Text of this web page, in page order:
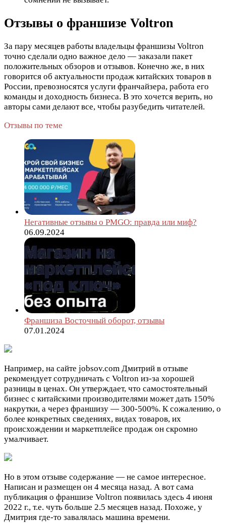
Отзывы о франшизе Voltron
За пару месяцев работы владельцы франшизы Voltron
точно сделали одно важное дело — заказали пакет
положительных обзоров и отзывов. Конечно же, в них
говорится об актуальности продаж китайских товаров в
России, превозносятся услуги франчайзера, работа его
команды и доходность бизнеса. В это хочется верить, но
авторы сами делают все, чтобы разубедить читателей.
Отзывы по теме
Негативные отзывы о PMGO: правда или миф?
06.09.2024
Франшиза Восточный оборот, отзывы
07.01.2024
Например, на сайте jobsov.com Дмитрий в отзыве
рекомендует сотрудничать c Voltron из-за хорошей
разницы в ценах. Он утверждает, что самостоятельный
бизнес с китайскими производителями может дать 150%
накрутки, а через франшизу — 300-500%. К сожалению, о
более конкретных сведениях, видах товаров, их
происхождении и маркетплейсе продаж он скромно
умалчивает.
Но в этом отзыве содержание — не самое интересное.
Написан и размещен он 4 месяца назад. А вот сама
публикация о франшизе Voltron появилась здесь 4 июня
2022 г., т.е. чуть больше 2.5 месяцев назад. Похоже, у
Дмитрия где-то завалялась машина времени.